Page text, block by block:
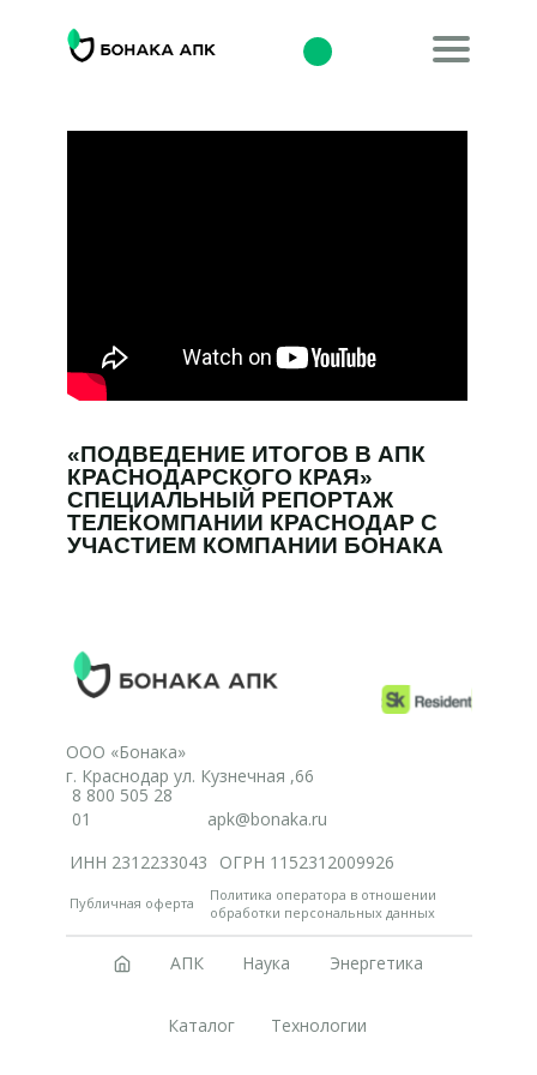
«ПОДВЕДЕНИЕ ИТОГОВ В АПК
КРАСНОДАРСКОГО КРАЯ»
СПЕЦИАЛЬНЫЙ РЕПОРТАЖ
ТЕЛЕКОМПАНИИ КРАСНОДАР С
УЧАСТИЕМ КОМПАНИИ БОНАКА
ООО «Бонака»
г. Краснодар ул. Кузнечная ,66
8 800 505 28
01
ИНН 2312233043
Политика оператора в отношении
обработки персональных данных
Публичная оферта
АПК Наука Энергетика
Каталог Технологии
apk@bonaka.ru
ОГРН 1152312009926